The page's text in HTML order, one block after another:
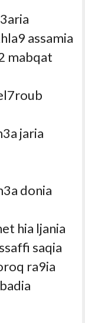
assamia
mabqat
jaria
donia
hia ljania ?
saqia
ra9ia